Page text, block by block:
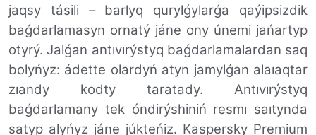
jaqsy tásili – barlyq qurylǵylarǵa qaýipsizdik
baǵdarlamasyn ornatý jáne ony únemi jańartyp
otyrý. Jalǵan antıvırýstyq baǵdarlamalardan saq
bolyńyz: ádette olardyń atyn jamylǵan alaıaqtar
zıandy kodty taratady. Antıvırýstyq
baǵdarlamany tek óndirýshiniń resmı saıtynda
satyp alyńyz jáne júkteńiz. Kaspersky Premium